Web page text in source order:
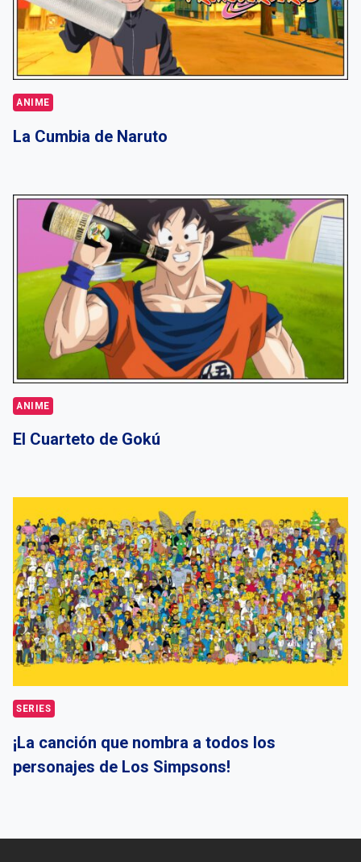
ANIME
La Cumbia de Naruto
ANIME
El Cuarteto de Gokú
SERIES
¡La canción que nombra a todos los
personajes de Los Simpsons!